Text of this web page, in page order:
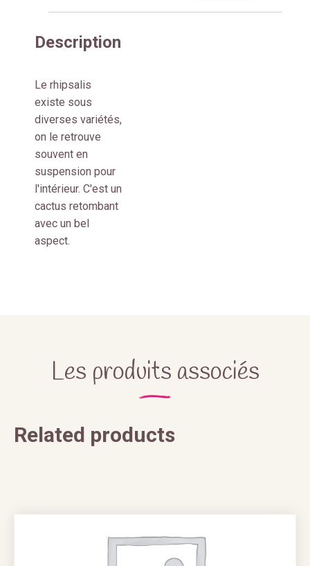
Description
Le rhipsalis
existe sous
diverses variétés,
on le retrouve
souvent en
suspension pour
l'intérieur. C'est un
cactus retombant
avec un bel
aspect.
Les produits associés
Related products